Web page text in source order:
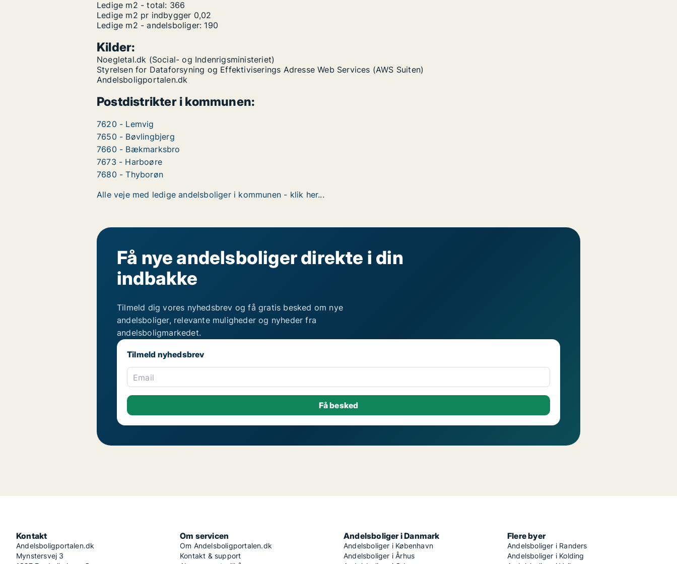
Ledige m2 - total: 366
Ledige m2 pr indbygger 0,02
Ledige m2 - andelsboliger: 190
Kilder:
Noegletal.dk (Social- og Indenrigsministeriet)
Styrelsen for Dataforsyning og Effektiviserings Adresse Web Services (AWS Suiten)
Andelsboligportalen.dk
Postdistrikter i kommunen:
7620 - Lemvig
7650 - Bøvlingbjerg
7660 - Bækmarksbro
7673 - Harboøre
7680 - Thyborøn
Alle veje med ledige andelsboliger i kommunen - klik her...
Få nye andelsboliger direkte i din
indbakke
Tilmeld dig vores nyhedsbrev og få gratis besked om nye
andelsboliger, relevante muligheder og nyheder fra
andelsboligmarkedet.
Tilmeld nyhedsbrev
Email
Kontakt
Andelsboligportalen.dk
Mynstersvej 3
Om servicen
Om Andelsboligportalen.dk
Kontakt & support
Andelsboliger i Danmark
Andelsboliger i København
Andelsboliger i Århus
Flere byer
Andelsboliger i Randers
Andelsboliger i Kolding